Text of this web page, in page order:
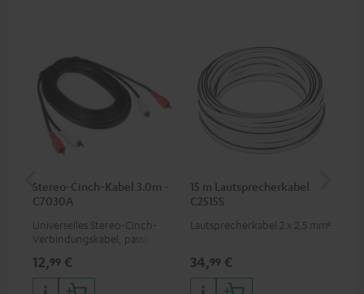
Stereo-Cinch-Kabel 3.0m -
C7030A
Universelles Stereo-Cinch-
Verbindungskabel, passend
Buchsen
12,99 €
15 m Lautsprecherkabel
C2515S
Lautsprecherkabel 2 x 2,5 mm²
34,99 €